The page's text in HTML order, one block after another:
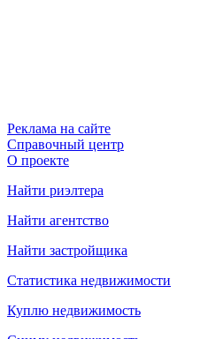
Реклама на сайте
Справочный центр
О проекте
Найти риэлтера
Найти агентство
Найти застройщика
Статистика недвижимости
Куплю недвижимость